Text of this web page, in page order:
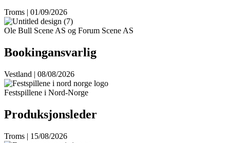
Troms | 01/09/2026
Ole Bull Scene AS og Forum Scene AS
Bookingansvarlig
Vestland | 08/08/2026
Festspillene i Nord-Norge
Produksjonsleder
Troms | 15/08/2026